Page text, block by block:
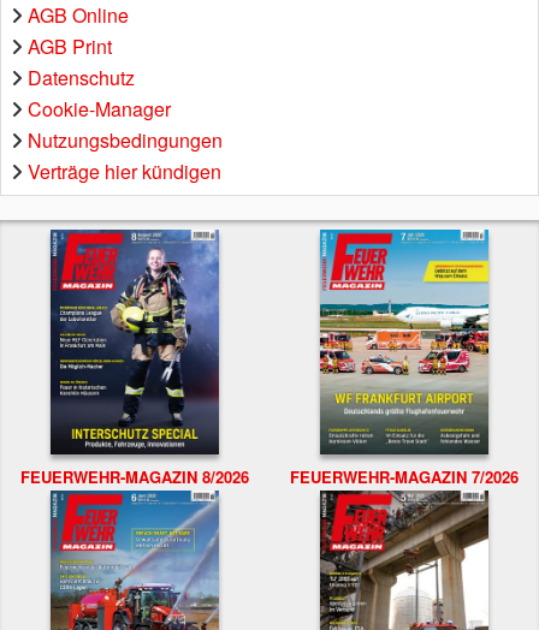
AGB Online
AGB Print
Datenschutz
Cookie-Manager
Nutzungsbedingungen
Verträge hier kündigen
FEUERWEHR-MAGAZIN 8/2026 FEUERWEHR-MAGAZIN 7/2026